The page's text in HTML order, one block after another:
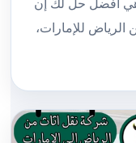
أفضل حل لك إن
للإمارات،